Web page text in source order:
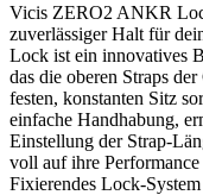
Vicis ZERO2 ANKR
zuverlässiger Halt für
Lock ist ein innovatives
das die oberen Straps
festen, konstanten Sitz
einfache Handhabung,
Einstellung der Strap-
voll auf ihre
Fixierendes Lock-